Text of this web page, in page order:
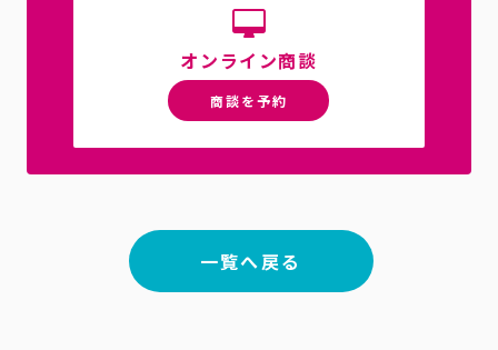
オンライン商談
商談を予約
一覧へ戻る